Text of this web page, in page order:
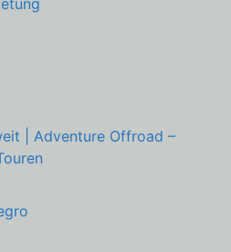
| Adventure Offroad –